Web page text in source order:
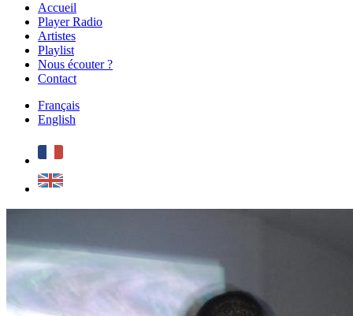
Accueil
Player Radio
Artistes
Playlist
Nous écouter ?
Contact
Français
English